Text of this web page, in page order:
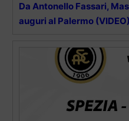
Da Antonello Fassari,
auguri al Palermo (VIDEO)